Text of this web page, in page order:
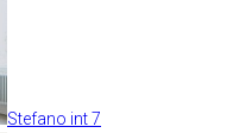
Stefano int 7